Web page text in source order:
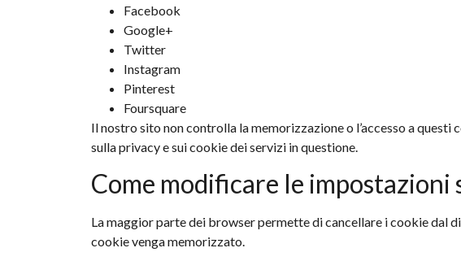
Facebook
Google+
Twitter
Instagram
Pinterest
Foursquare
Il nostro sito non controlla la memorizzazione o l’accesso a
sulla privacy e sui cookie dei servizi in questione.
Come modificare le impostazioni
La maggior parte dei browser permette di cancellare i cookie dal
cookie venga memorizzato.